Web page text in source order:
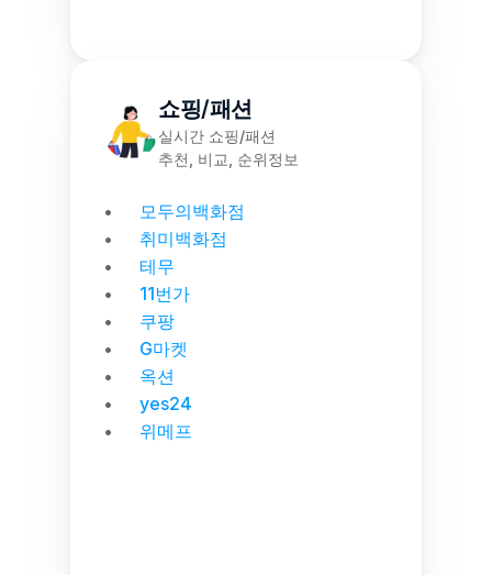
쇼핑/패션
실시간 쇼핑/패션
추천, 비교, 순위정보
모두의백화점
취미백화점
테무
11번가
쿠팡
G마켓
옥션
yes24
위메프